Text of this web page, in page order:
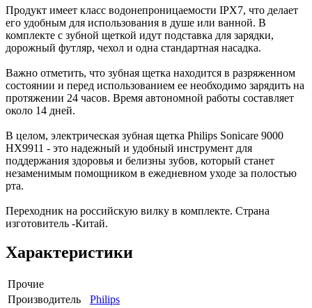
Продукт имеет класс водонепроницаемости IPX7, что делает
его удобным для использования в душе или ванной. В
комплекте с зубной щеткой идут подставка для зарядки,
дорожный футляр, чехол и одна стандартная насадка.
Важно отметить, что зубная щетка находится в разряженном
состоянии и перед использованием ее необходимо зарядить на
протяжении 24 часов. Время автономной работы составляет
около 14 дней.
В целом, электрическая зубная щетка Philips Sonicare 9000
HX9911 - это надежный и удобный инструмент для
поддержания здоровья и белизны зубов, который станет
незаменимым помощником в ежедневном уходе за полостью
рта.
Переходник на российскую вилку в комплекте. Страна
изготовитель -Китай.
Характеристики
Прочие
Производитель
Philips